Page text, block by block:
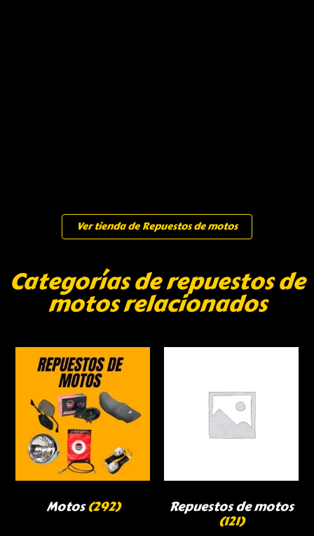
Ver tienda de Repuestos de motos
Categorías de repuestos de
motos relacionados
Motos(292) Repuestos de motos
(121)